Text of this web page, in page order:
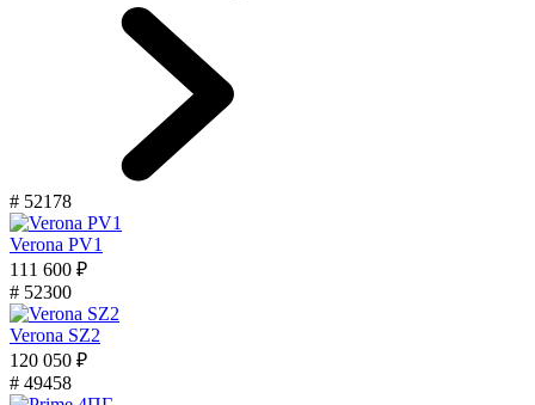
# 52178
Verona PV1
111 600 ₽
# 52300
Verona SZ2
120 050 ₽
# 49458